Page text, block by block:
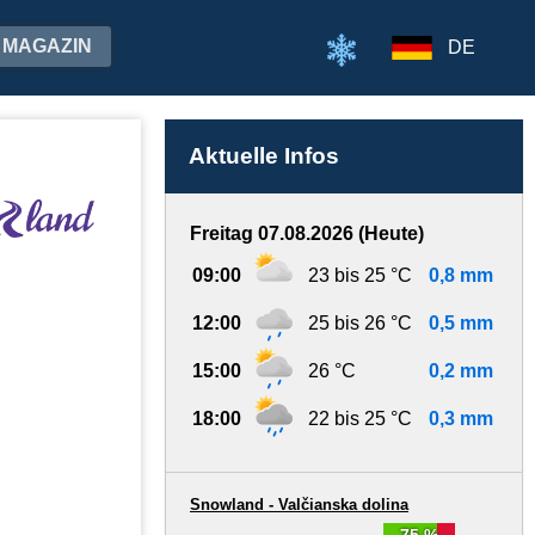
MAGAZIN DE
Aktuelle Infos
Freitag 07.08.2026 (Heute)
09:00 23 bis 25 °C 0,8 mm
12:00 25 bis 26 °C 0,5 mm
15:00 26 °C 0,2 mm
18:00 22 bis 25 °C 0,3 mm
Snowland - Valčianska dolina